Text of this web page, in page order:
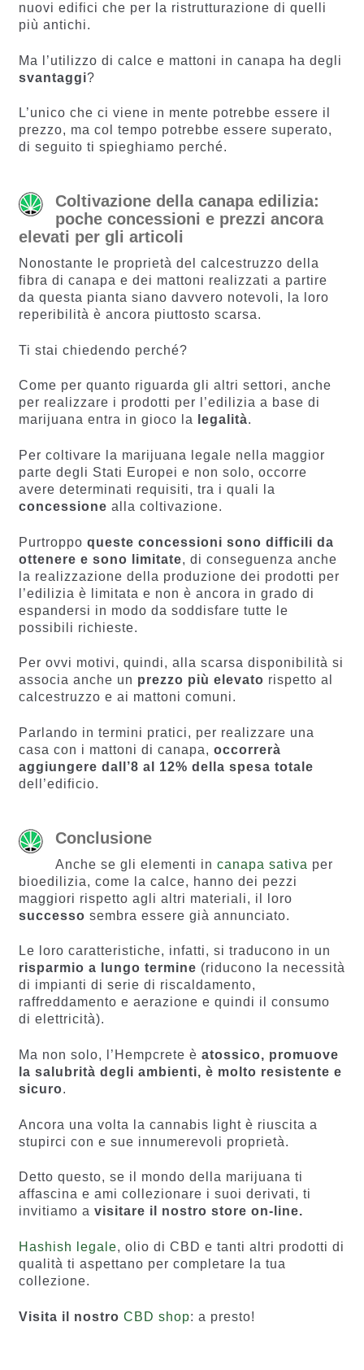
nuovi edifici che per la ristrutturazione di quelli
più antichi.
Ma l’utilizzo di calce e mattoni in canapa ha degli
svantaggi?
L’unico che ci viene in mente potrebbe essere il
prezzo, ma col tempo potrebbe essere superato,
di seguito ti spieghiamo perché.
Coltivazione della canapa edilizia:
poche concessioni e prezzi ancora
elevati per gli articoli
Nonostante le proprietà del calcestruzzo della
fibra di canapa e dei mattoni realizzati a partire
da questa pianta siano davvero notevoli, la loro
reperibilità è ancora piuttosto scarsa.
Ti stai chiedendo perché?
Come per quanto riguarda gli altri settori, anche
per realizzare i prodotti per l’edilizia a base di
marijuana entra in gioco la
legalità.
Per coltivare la marijuana legale nella maggior
parte degli Stati Europei e non solo, occorre
avere determinati requisiti, tra i quali la
concessione alla coltivazione.
Purtroppo queste concessioni sono difficili da
ottenere e sono limitate, di conseguenza anche
la realizzazione della produzione dei prodotti per
l’edilizia è limitata e non è ancora in grado di
espandersi in modo da soddisfare tutte le
possibili richieste.
Per ovvi motivi, quindi, alla scarsa disponibilità si
associa anche un prezzo più elevato rispetto al
calcestruzzo e ai mattoni comuni.
Parlando in termini pratici, per realizzare una
casa con i mattoni di canapa, occorrerà
aggiungere dall’8 al 12% della spesa totale
dell’edificio.
Conclusione
Anche se gli elementi in canapa sativa per
bioedilizia, come la calce, hanno dei pezzi
maggiori rispetto agli altri materiali, il loro
successo sembra essere già annunciato.
Le loro caratteristiche, infatti, si traducono in un
risparmio a lungo termine (riducono la necessità
di impianti di serie di riscaldamento,
raffreddamento e aerazione e quindi il consumo
di elettricità).
Ma non solo, l’Hempcrete è atossico, promuove
la salubrità degli ambienti, è molto resistente e
sicuro.
Ancora una volta la cannabis light è riuscita a
stupirci con e sue innumerevoli proprietà.
Detto questo, se il mondo della marijuana ti
affascina e ami collezionare i suoi derivati, ti
invitiamo a visitare il nostro store on-line.
Hashish legale, olio di CBD e tanti altri prodotti di
qualità ti aspettano per completare la tua
collezione.
Visita il nostro CBD shop: a presto!